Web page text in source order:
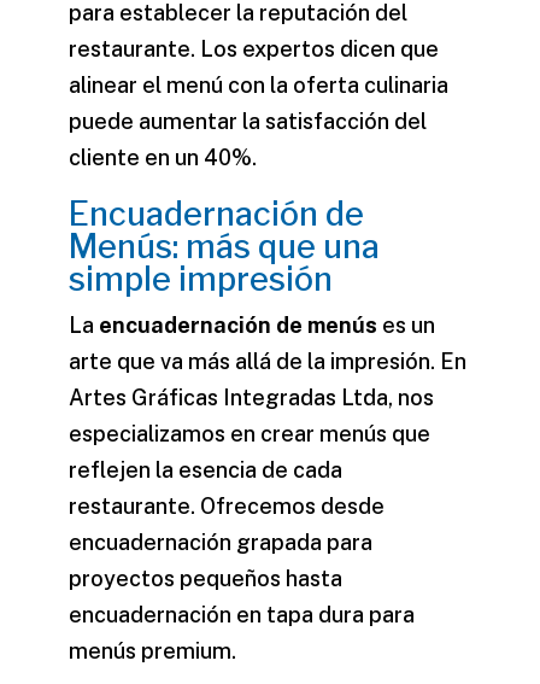
para establecer la reputación del
restaurante. Los expertos dicen que
alinear el menú con la oferta culinaria
puede aumentar la satisfacción del
cliente en un 40%.
Encuadernación de
Menús: más que una
simple impresión
La encuadernación de menús es un
arte que va más allá de la impresión. En
Artes Gráficas Integradas Ltda, nos
especializamos en crear menús que
reflejen la esencia de cada
restaurante. Ofrecemos desde
encuadernación grapada para
proyectos pequeños hasta
encuadernación en tapa dura para
menús premium.